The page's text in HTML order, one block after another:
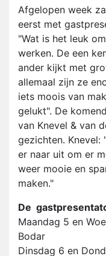
Afgelopen week
eerst met
"Wat is het leuk
werken. De een
ander kijkt met
allemaal zijn ze
iets moois van
gelukt". De
van Knevel & van
gezichten. Knevel:
er naar uit om er
weer mooie en
maken."
De
Maandag 5 en
Bodar
Dinsdag 6 en